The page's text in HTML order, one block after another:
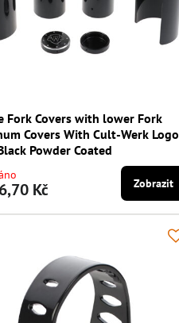
Fork Covers with lower Fork
Covers With Cult-Werk Logo
Powder Coated
Kč Zobrazit